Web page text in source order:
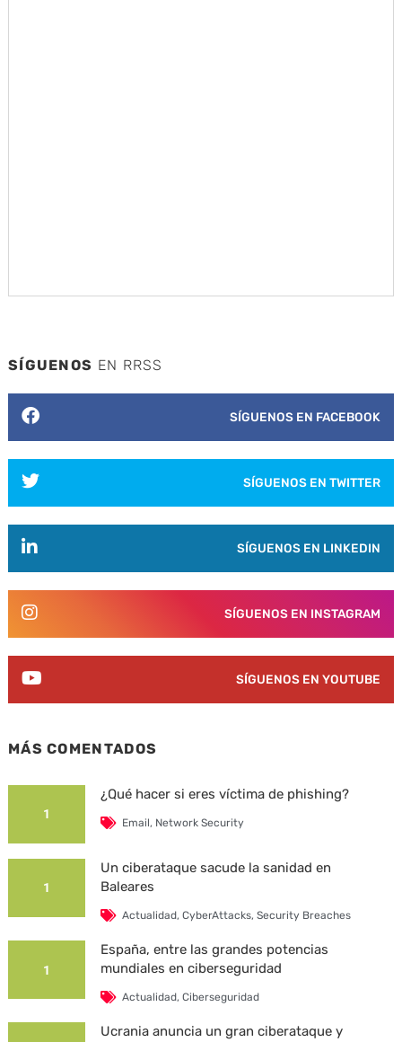
SÍGUENOS EN RRSS
SÍGUENOS EN FACEBOOK
SÍGUENOS EN TWITTER
SÍGUENOS EN LINKEDIN
SÍGUENOS EN INSTAGRAM
SÍGUENOS EN YOUTUBE
MÁS COMENTADOS
1
¿Qué hacer si eres víctima de phishing?
Email, Network Security
1
Un ciberataque sacude la sanidad en
Baleares
Actualidad,CyberAttacks,Security Breaches
1
España, entre las grandes potencias
mundiales en ciberseguridad
Actualidad,Ciberseguridad
Ucrania anuncia un gran ciberataque y